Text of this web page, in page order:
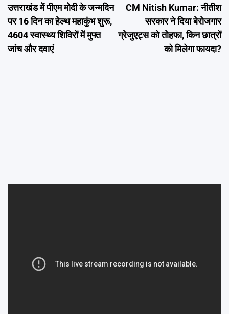
navigation
उत्तराखंड में पीएम मोदी के जन्मदिन
पर 16 दिन का हेल्थ महाकुंभ शुरू,
4604 स्वास्थ्य शिविरों में मुफ्त
जांच और दवाएं
CM Nitish Kumar: नीतीश
सरकार ने दिया बेरोजगार
ग्रेजुएट्स को तोहफा, किन छात्रों
को मिलेगा फायदा?